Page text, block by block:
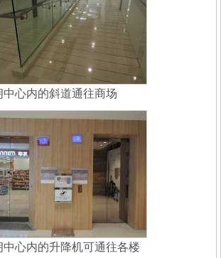
中心内的斜道通往商场
中心内的升降机可通往各楼